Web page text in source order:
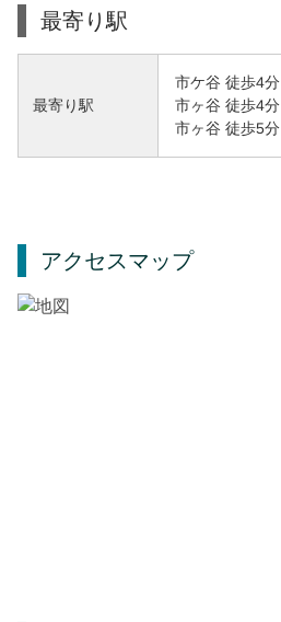
最寄り駅
最寄り駅
市ケ谷 徒歩4分
市ヶ谷 徒歩4分
市ヶ谷 徒歩5分
アクセスマップ